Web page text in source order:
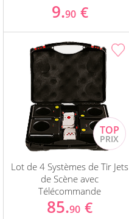
9.90 €
Lot de 4 Systèmes de Tir Jets
de Scène avec
Télécommande
85.90 €